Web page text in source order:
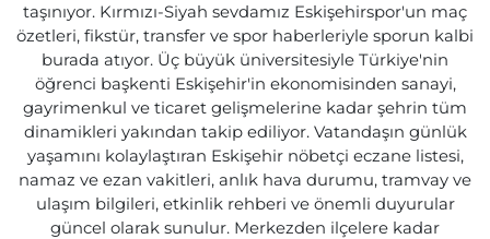
taşınıyor. Kırmızı-Siyah sevdamız Eskişehirspor'un maç
özetleri, fikstür, transfer ve spor haberleriyle sporun kalbi
burada atıyor. Üç büyük üniversitesiyle Türkiye'nin
öğrenci başkenti Eskişehir'in ekonomisinden sanayi,
gayrimenkul ve ticaret gelişmelerine kadar şehrin tüm
dinamikleri yakından takip ediliyor. Vatandaşın günlük
yaşamını kolaylaştıran Eskişehir nöbetçi eczane listesi,
namaz ve ezan vakitleri, anlık hava durumu, tramvay ve
ulaşım bilgileri, etkinlik rehberi ve önemli duyurular
güncel olarak sunulur. Merkezden ilçelere kadar